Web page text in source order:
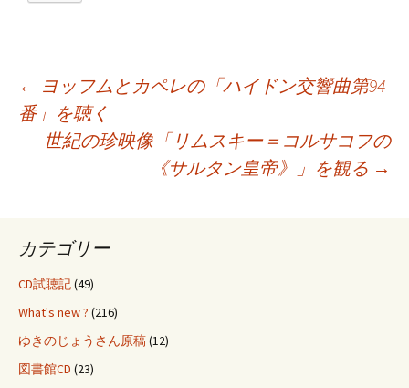
投
ビ
ゲ
← ヨッフムとカペレの「ハイドン交響曲第94
番」を聴く
世紀の珍映像「リムスキー＝コルサコフの
《サルタン皇帝》」を観る →
カテゴリー
CD試聴記(49)
What's new ? (216)
ゆきのじょうさん原稿(12)
図書館CD (23)